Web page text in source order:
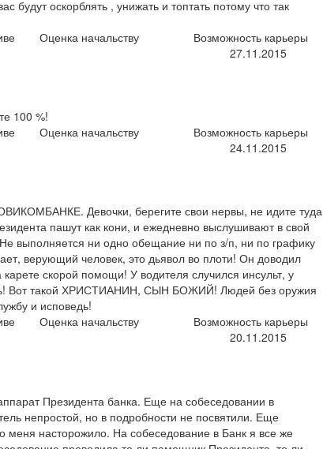
будут оскорблять , унижать и топтать потому что так
Оценка начальству
Возможность карьеры
27.11.2015
100 %!
Оценка начальству
Возможность карьеры
24.11.2015
Девочки, берегите свои нервы, не идите туда
пашут как кони, и ежедневно выслушивают в свой
выполняется ни одно обещание ни по з/п, ни по графику
верующий человек, это дьявол во плоти! Он доводил
скорой помощи! У водителя случился инсульт, у
Вот такой ХРИСТИАНИН, СЫН БОЖИЙ! Людей без оружия
и исповедь!
Оценка начальству
Возможность карьеры
20.11.2015
Президента банка. Еще на собеседовании в
непростой, но в подробности не посвятили. Еще
меня насторожило. На собеседование в Банк я все же